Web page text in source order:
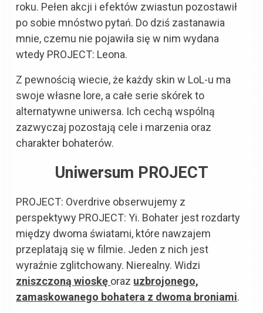
roku. Pełen akcji i efektów zwiastun pozostawił
po sobie mnóstwo pytań. Do dziś zastanawia
mnie, czemu nie pojawiła się w nim wydana
wtedy PROJECT: Leona.
Z pewnością wiecie, że każdy skin w LoL-u ma
swoje własne lore, a całe serie skórek to
alternatywne uniwersa. Ich cechą wspólną
zazwyczaj pozostają cele i marzenia oraz
charakter bohaterów.
Uniwersum PROJECT
PROJECT: Overdrive obserwujemy z
perspektywy PROJECT: Yi. Bohater jest rozdarty
między dwoma światami, które nawzajem
przeplatają się w filmie. Jeden z nich jest
wyraźnie zglitchowany. Nierealny. Widzi
zniszczoną wioskę oraz uzbrojonego,
zamaskowanego bohatera z dwoma broniami.